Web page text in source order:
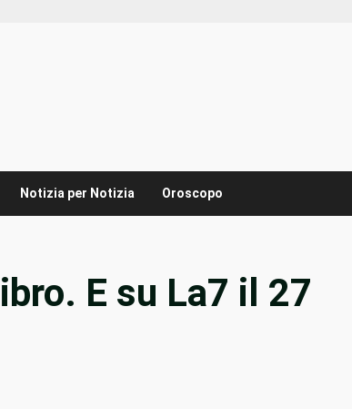
Notizia per Notizia Oroscopo
E su La7 il 27